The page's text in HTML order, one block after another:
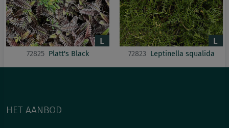
72825 Platt's Black 72823 Leptinella squalida
HET AANBOD